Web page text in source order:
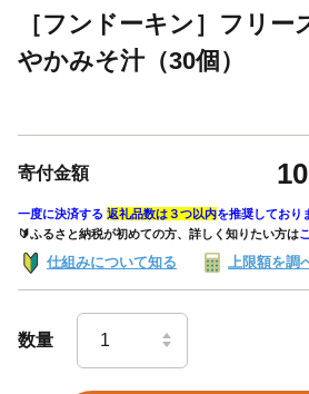
［フンドーキン］フリ
やかみそ汁（30個）
寄付金額
一度に決済する 返礼品数は３つ以内を推奨しており
🔰ふるさと納税が初めての方、詳しく知りたい方は
仕組みについて知る 上限額を調
数量